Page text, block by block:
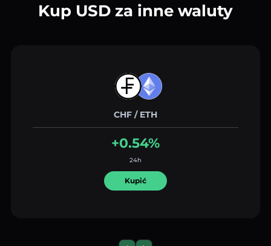
Kup USD za inne waluty
CHF / ETH
+0.54%
24h
Kupić